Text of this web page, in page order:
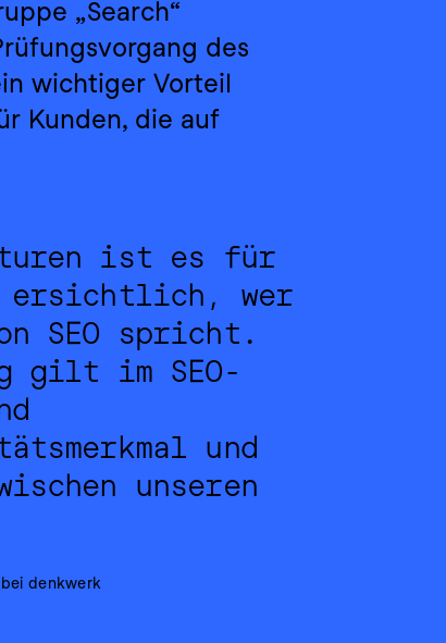
„Search“
des
wichtiger Vorteil
Kunden, die auf
ist es für
ersichtlich, wer
SEO spricht.
gilt im SEO-
und
unseren
denkwerk